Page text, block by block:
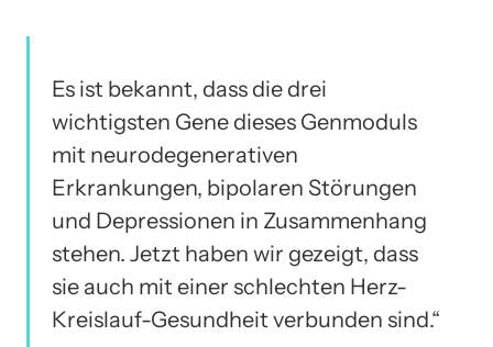
Es ist bekannt, dass die drei
wichtigsten Gene dieses Genmoduls
mit neurodegenerativen
Erkrankungen, bipolaren Störungen
und Depressionen in Zusammenhang
stehen. Jetzt haben wir gezeigt, dass
sie auch mit einer schlechten Herz-
Kreislauf-Gesundheit verbunden sind.“